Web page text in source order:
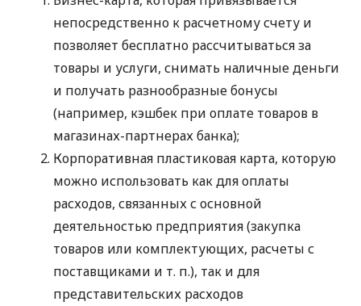
непосредственно к расчетному счету и
позволяет бесплатно рассчитываться за
товары и услуги, снимать наличные деньги
и получать разнообразные бонусы
(например, кэшбек при оплате товаров в
магазинах-партнерах банка);
Корпоративная пластиковая карта, которую
можно использовать как для оплаты
расходов, связанных с основной
деятельностью предприятия (закупка
товаров или комплектующих, расчеты с
поставщиками и т. п.), так и для
представительских расходов